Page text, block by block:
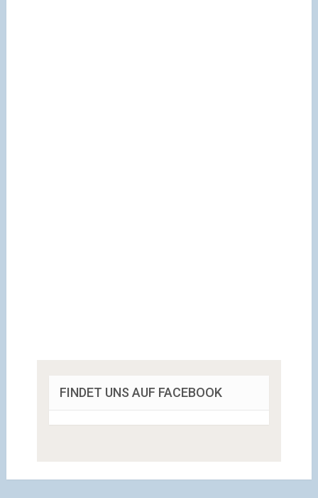
FINDET UNS AUF FACEBOOK